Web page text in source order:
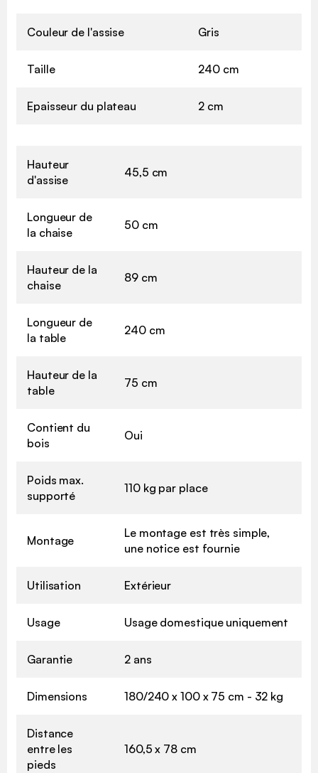
Couleur de l'assise Gris
Taille 240 cm
Epaisseur du plateau 2 cm
Hauteur
d'assise
45,5 cm
Longueur de
la chaise
50 cm
Hauteur de la
chaise
89 cm
Longueur de
la table
240 cm
Hauteur de la
table
75 cm
Contient du
bois
Oui
Poids max.
supporté
110 kg par place
Montage
Le montage est très simple,
une notice est fournie
Utilisation Extérieur
Usage Usage domestique uniquement
Garantie 2 ans
Dimensions 180/240 x 100 x 75 cm - 32 kg
Distance
entre les
pieds
160,5 x 78 cm